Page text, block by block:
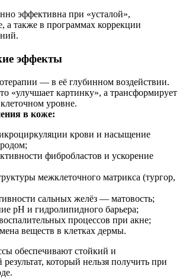
эффективна при «усталой»,
а также в программах коррекции
эффекты
— в её глубинном воздействии.
«улучшает картинку», а трансформирует
уровне.
в коже:
крови и насыщение
фибробластов и ускорение
межклеточного матрикса (тургор,
сальных желёз — матовость;
pH и гидролипидного барьера;
процессов при акне;
веществ в клетках дермы.
обеспечивают стойкий и
который нельзя получить при